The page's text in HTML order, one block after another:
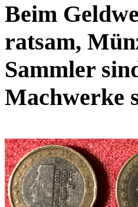
Beim
ratsam,
Sammler
Machwerke